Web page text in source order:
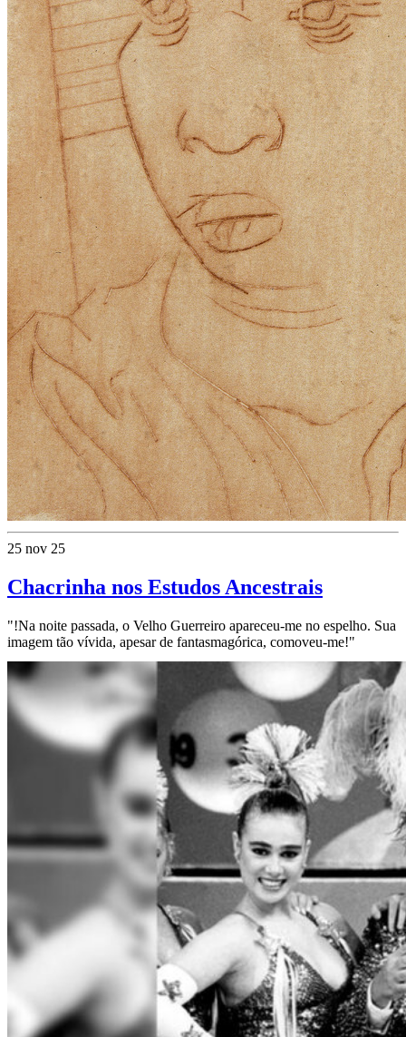
25 nov 25
Chacrinha nos Estudos Ancestrais
"!Na noite passada, o Velho Guerreiro apareceu-me no espelho. Sua
imagem tão vívida, apesar de fantasmagórica, comoveu-me!"